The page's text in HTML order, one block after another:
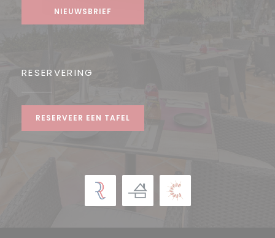
NIEUWSBRIEF
RESERVERING
RESERVEER EEN TAFEL